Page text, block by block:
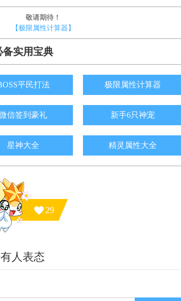
敬请期待！
【极限属性计算器】
备实用宝典
平民打法 极限属性计算器
信签到豪礼 新手6只神宠
星神大全 精灵属性大全
29
人表态